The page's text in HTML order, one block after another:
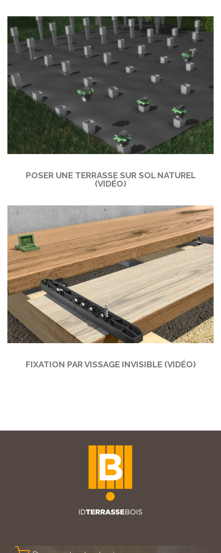
POSER UNE TERRASSE SUR SOL NATUREL
(VIDÉO)
FIXATION PAR VISSAGE INVISIBLE (VIDÉO)